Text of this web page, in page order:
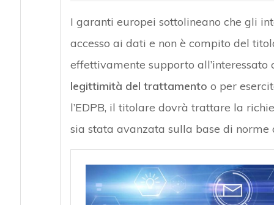
I garanti europei sottolineano che gli
accesso ai dati e non è compito del
effettivamente supporto all’interessato
legittimità del trattamento o per
l’EDPB, il titolare dovrà trattare la
sia stata avanzata sulla base di